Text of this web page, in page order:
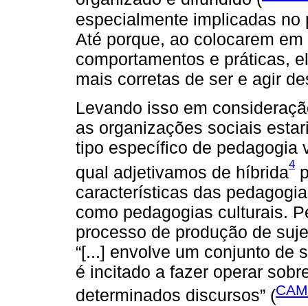
especialmente implicadas
Até porque, ao colocarem
comportamentos e práticas,
mais corretas de ser e agir
Levando isso em
as organizações sociais
tipo específico de pedagogia
qual adjetivamos de híbrida4
características das
como pedagogias culturais.
processo de produção de
“[...] envolve um conjunto de
é incitado a fazer operar
determinados discursos” (